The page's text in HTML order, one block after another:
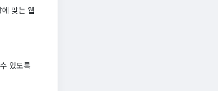
맞는 웹
있도록